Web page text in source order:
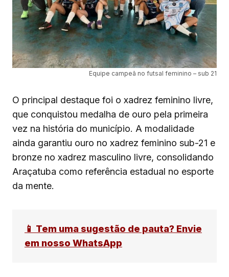
Equipe campeã no futsal feminino – sub 21
O principal destaque foi o xadrez feminino livre,
que conquistou medalha de ouro pela primeira
vez na história do município. A modalidade
ainda garantiu ouro no xadrez feminino sub-21 e
bronze no xadrez masculino livre, consolidando
Araçatuba como referência estadual no esporte
da mente.
📱 Tem uma sugestão de pauta? Envie
em nosso WhatsApp